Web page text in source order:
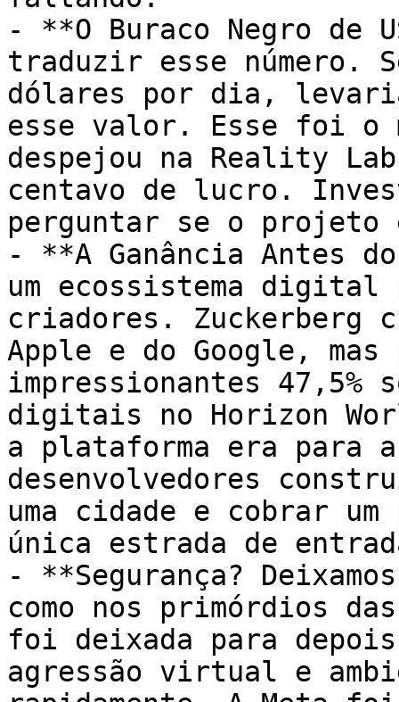
- **O Buraco Negro de
traduzir esse número.
dólares por dia,
esse valor. Esse foi o
despejou na Reality
centavo de lucro.
perguntar se o
- **A Ganância Antes
um ecossistema
criadores. Zuckerberg
Apple e do Google,
impressionantes 47,5%
digitais no Horizon
a plataforma era para
desenvolvedores
uma cidade e cobrar
única estrada de
- **Segurança?
como nos primórdios
foi deixada para
agressão virtual e